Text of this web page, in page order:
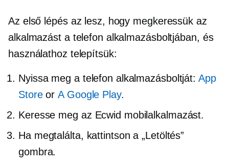
Az első lépés az lesz, hogy megkeressük az
alkalmazást a telefon alkalmazásboltjában, és
használathoz telepítsük:
Nyissa meg a telefon alkalmazásboltját: App
StoreorA Google Play.
Keresse meg az Ecwid mobilalkalmazást.
Ha megtalálta, kattintson a „Letöltés” ​​
gombra.